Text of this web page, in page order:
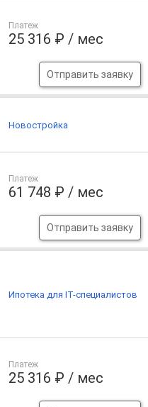
Платеж
25 316 ₽ / мес
Отправить заявку
Платеж
61 748 ₽ / мес
Отправить заявку
Новостройка
Платеж
25 316 ₽ / мес
Ипотека для IT-специалистов